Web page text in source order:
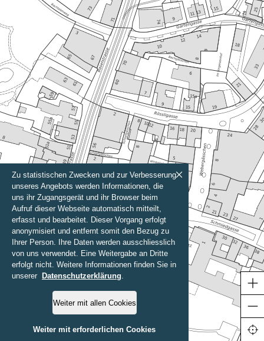
Zu statistischen Zwecken und zur Verbesserung
unseres Angebots werden Informationen, die
uns ihr Zugangsgerät und ihr Browser beim
Aufruf dieser Webseite automatisch mitteilt,
erfasst und bearbeitet. Dieser Vorgang erfolgt
anonymisiert und entfernt somit den Bezug zu
Ihrer Person. Ihre Daten werden ausschliesslich
von uns verwendet. Eine Weitergabe an Dritte
erfolgt nicht. Weitere Informationen finden Sie in
unserer
Datenschutzerklärung.
Weiter mit allen Cookies
Weiter mit erforderlichen Cookies